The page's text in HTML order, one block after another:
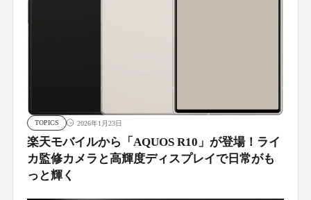
TOPICS 2026年1月23日
楽天モバイルから「AQUOS R10」が登場！ライ
カ監修カメラと高輝度ディスプレイで日常がも
っと輝く